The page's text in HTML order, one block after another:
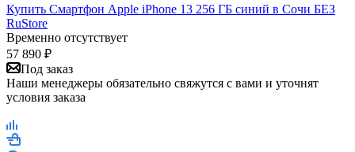
Купить Смартфон Apple iPhone 13 256 ГБ синий в Сочи БЕЗ
RuStore
Временно отсутствует
57 890 ₽
Под заказ
Наши менеджеры обязательно свяжутся с вами и уточнят
условия заказа